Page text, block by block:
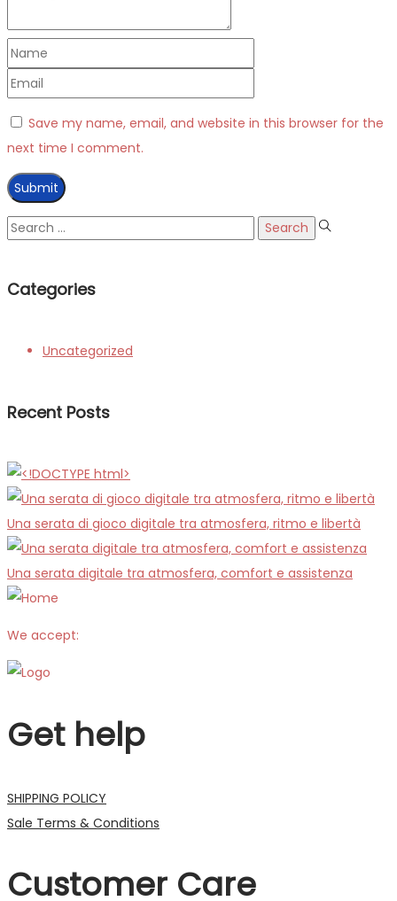
Save my name, email, and website in this browser for the
next time I comment.
Search
Categories
Uncategorized
Recent Posts
Una serata di gioco digitale tra atmosfera, ritmo e libertà
Una serata digitale tra atmosfera, comfort e assistenza
We accept:
Get help
SHIPPING POLICY
Sale Terms & Conditions
Customer Care